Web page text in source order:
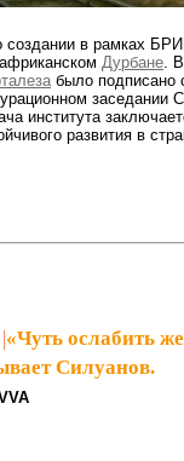
создании в рамках
Дурбане .
было подписано
института
развития в
«Чуть ослабить
Силуанов.